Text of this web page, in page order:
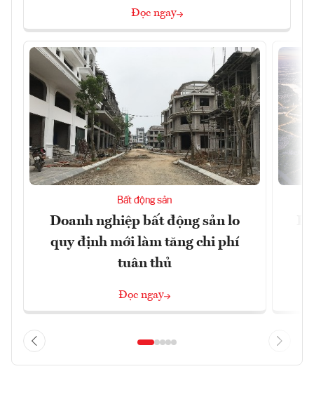
Đọc ngay
Bất động sản
Doanh nghiệp bất động sản lo
quy định mới làm tăng chi phí
tuân thủ
Đọc ngay